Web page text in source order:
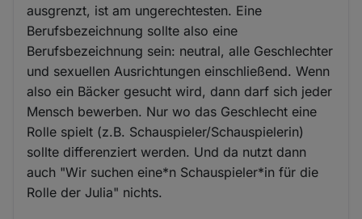
ausgrenzt, ist am ungerechtesten. Eine
Berufsbezeichnung sollte also eine
Berufsbezeichnung sein: neutral, alle Geschlechter
und sexuellen Ausrichtungen einschließend. Wenn
also ein Bäcker gesucht wird, dann darf sich jeder
Mensch bewerben. Nur wo das Geschlecht eine
Rolle spielt (z.B. Schauspieler/Schauspielerin)
sollte differenziert werden. Und da nutzt dann
auch "Wir suchen eine*n Schauspieler*in für die
Rolle der Julia" nichts.